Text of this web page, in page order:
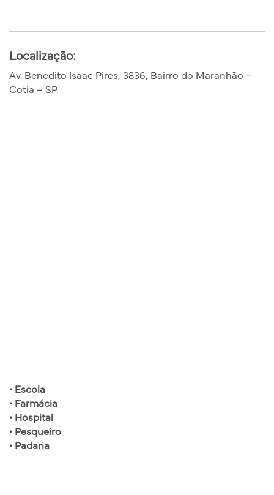
Localização:
Av. Benedito Isaac Pires, 3836, Bairro do Maranhão –
Cotia – SP.
• Escola
• Farmácia
• Hospital
• Pesqueiro
• Padaria